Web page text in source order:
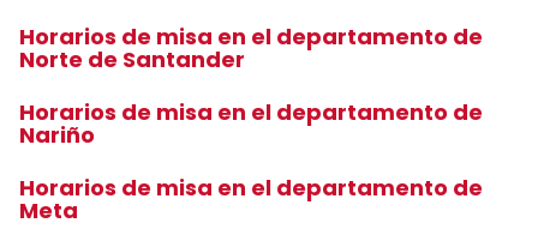
Horarios de misa en el departamento de
Norte de Santander
Horarios de misa en el departamento de
Nariño
Horarios de misa en el departamento de
Meta